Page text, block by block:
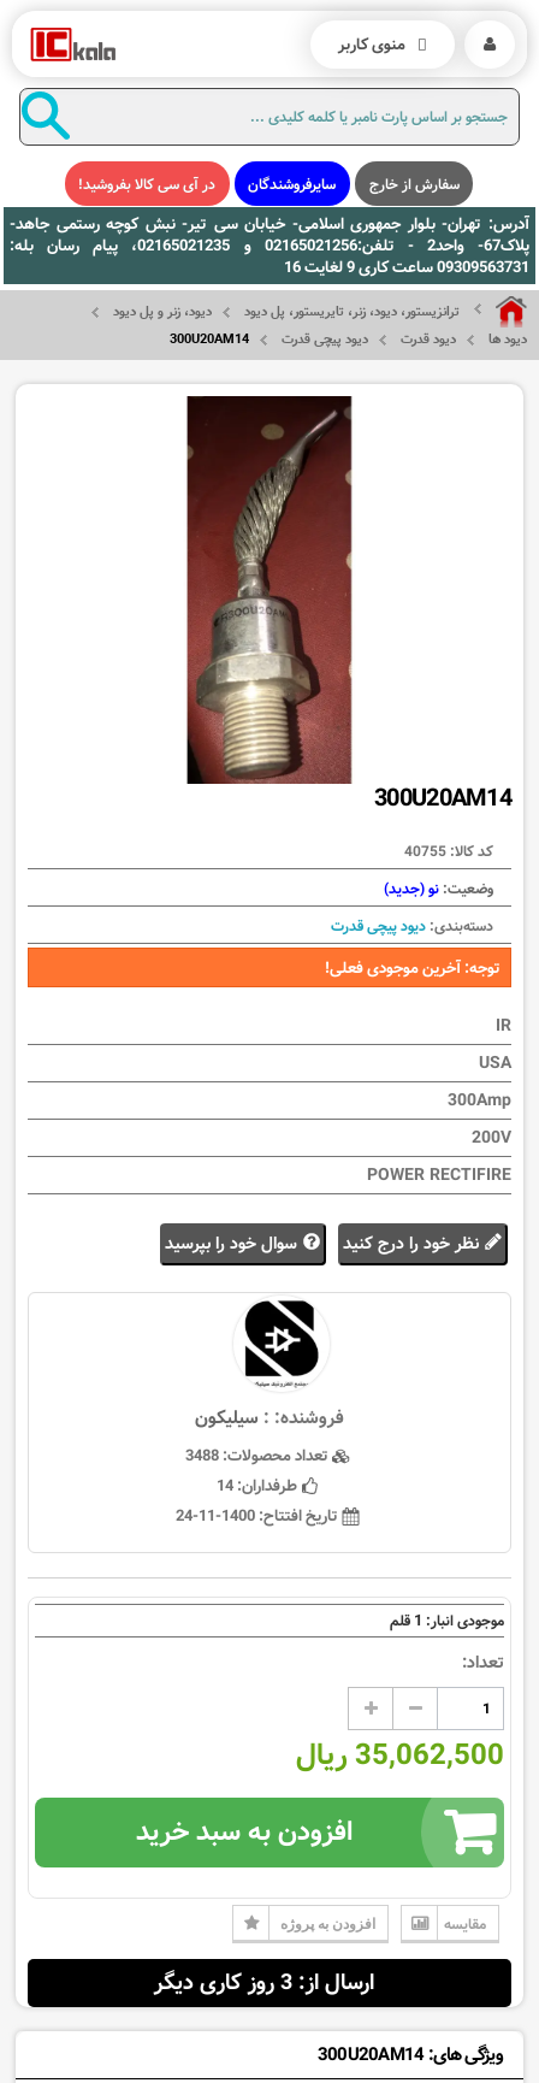
سفارش از خارج سایرفروشندگان در آی سی کالا بفروشید!
آدرس: تهران- بلوار جمهوری اسلامی- خیابان سی تیر- نبش کوچه رستمی جاهد-
پلاک67- واحد2 - تلفن:02165021256 و 02165021235، پیام رسان بله:
09309563731 ساعت کاری 9 لغایت 16
ترانزیستور، دیود، زنر، تایریستور، پل دیود
دیود، زنر و پل دیود
دیود ها
دیود قدرت دیود پیچی قدرت 300U20AM14
300U20AM14
کد کالا: 40755
وضعیت: نو (جدید)
دسته‌بندی: دیود پیچی قدرت
توجه: آخرین موجودی فعلی!
IR
USA
300Amp
200V
POWER RECTIFIRE
نظر خود را درج کنید سوال خود را بپرسید
فروشنده: : سيليكون
تعداد محصولات:3488
طرفداران:14
تاریخ افتتاح:1400-11-24
موجودی انبار: 1 قلم
تعداد:
35,062,500 ریال
افزودن به سبد خرید
مقایسه افزودن به پروژه
ارسال از: 3 روز کاری دیگر
ویژگی های: 300U20AM14
منوی کاربر